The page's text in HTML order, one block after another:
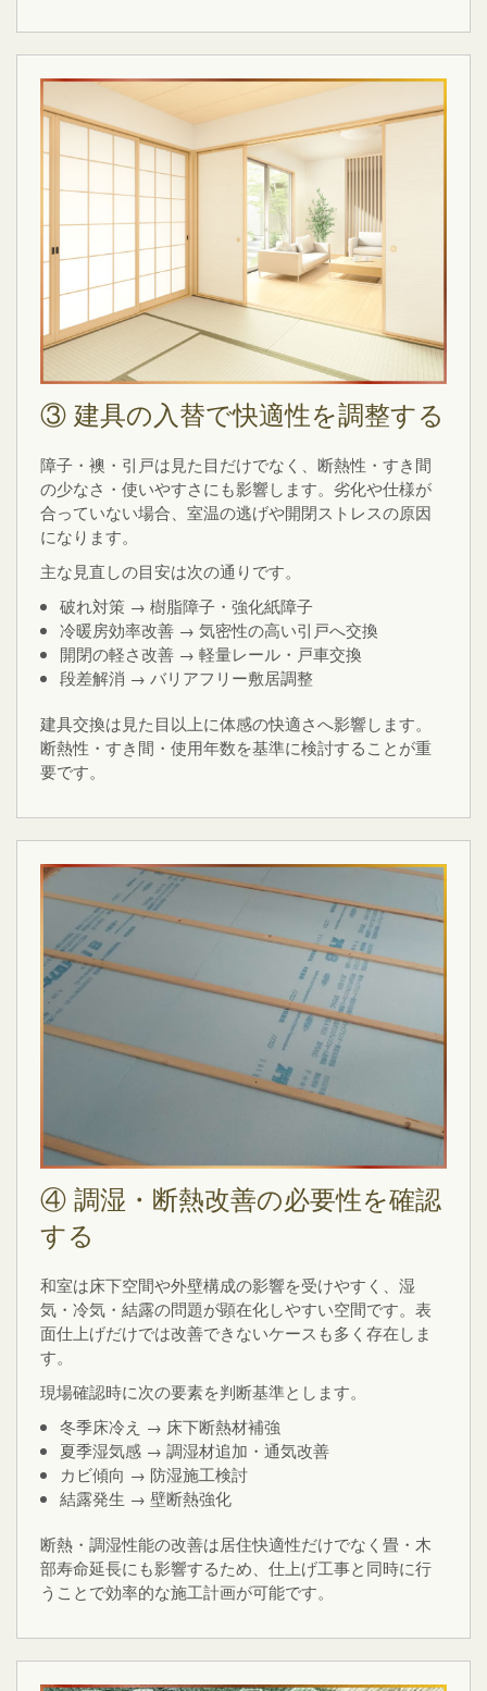
③ 建具の入替で快適性を調整する
障子・襖・引戸は見た目だけでなく、断熱性・すき間
の少なさ・使いやすさにも影響します。劣化や仕様が
合っていない場合、室温の逃げや開閉ストレスの原因
になります。
主な見直しの目安は次の通りです。
破れ対策 → 樹脂障子・強化紙障子
冷暖房効率改善 → 気密性の高い引戸へ交換
開閉の軽さ改善 → 軽量レール・戸車交換
段差解消 → バリアフリー敷居調整
建具交換は見た目以上に体感の快適さへ影響します。
断熱性・すき間・使用年数を基準に検討することが重
要です。
④ 調湿・断熱改善の必要性を確認
する
和室は床下空間や外壁構成の影響を受けやすく、湿
気・冷気・結露の問題が顕在化しやすい空間です。表
面仕上げだけでは改善できないケースも多く存在しま
す。
現場確認時に次の要素を判断基準とします。
冬季床冷え → 床下断熱材補強
夏季湿気感 → 調湿材追加・通気改善
カビ傾向 → 防湿施工検討
結露発生 → 壁断熱強化
断熱・調湿性能の改善は居住快適性だけでなく畳・木
部寿命延長にも影響するため、仕上げ工事と同時に行
うことで効率的な施工計画が可能です。